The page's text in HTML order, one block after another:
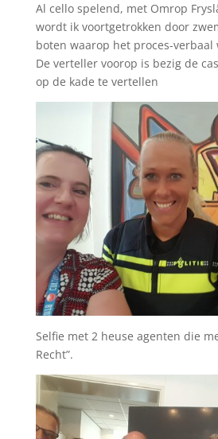
Al cello spelend, met Omrop
wordt ik voortgetrokken door
boten waarop het proces-
De verteller voorop is bezig de
op de kade te vertellen
Selfie met 2 heuse agenten die
Recht”.